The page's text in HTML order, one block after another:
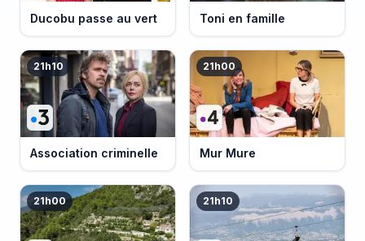
Ducobu passe au vert Toni en famille
21h10
Association criminelle
21h00
Mur Mure
21h00 21h10